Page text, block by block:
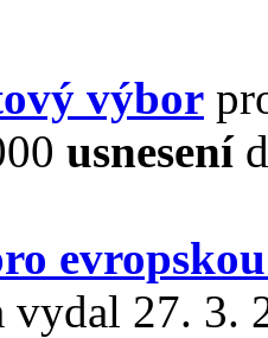
výbor
usnesení
vydal 27. 3.